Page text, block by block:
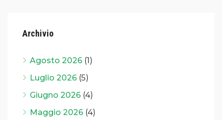
Archivio
Agosto 2026 (1)
Luglio 2026 (5)
Giugno 2026 (4)
Maggio 2026 (4)